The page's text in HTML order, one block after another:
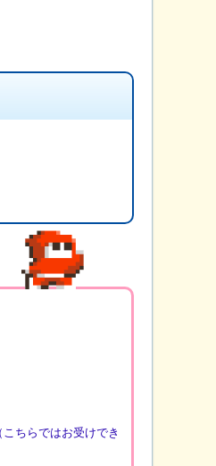
ちらではお受けでき